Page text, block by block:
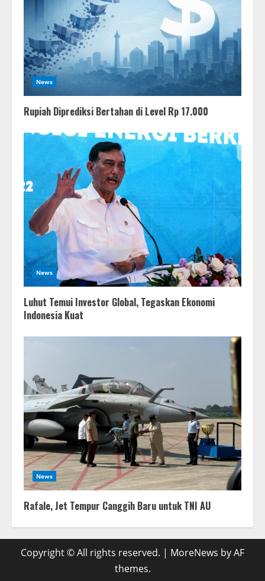
News
Rupiah Diprediksi Bertahan di Level Rp 17.000
News
Luhut Temui Investor Global, Tegaskan Ekonomi
Indonesia Kuat
News
Rafale, Jet Tempur Canggih Baru untuk TNI AU
Copyright © All rights reserved. | MoreNews by AF
themes.